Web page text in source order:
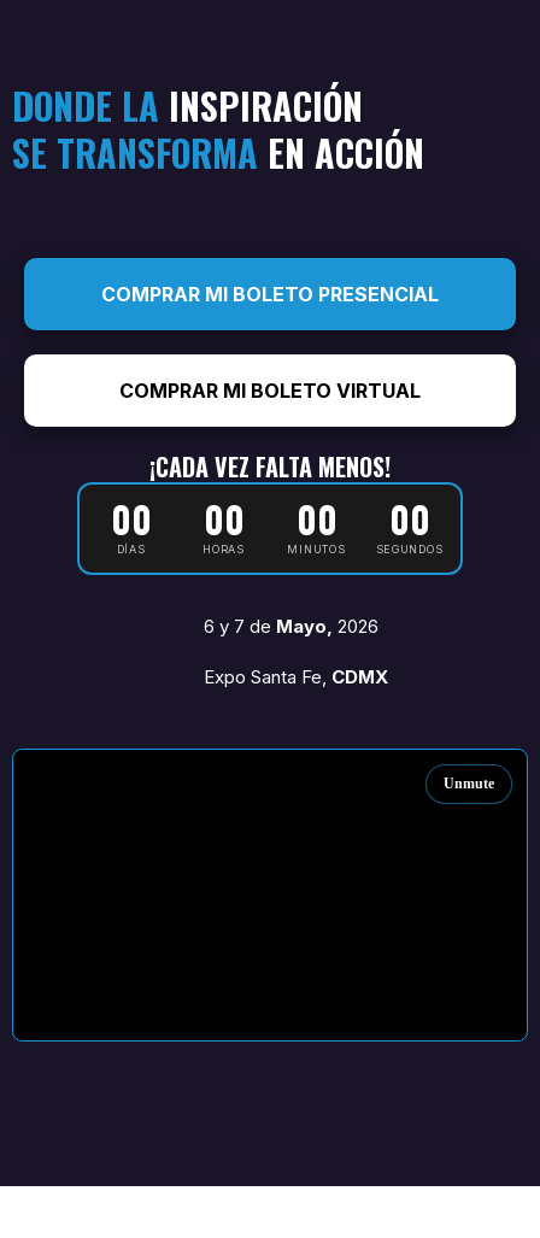
DONDE LA INSPIRACIÓN
SE TRANSFORMA EN ACCIÓN
COMPRAR MI BOLETO PRESENCIAL
COMPRAR MI BOLETO VIRTUAL
¡CADA VEZ FALTA MENOS!
00
DÍAS
00
HORAS
00
MINUTOS
00
SEGUNDOS
6 y 7 de Mayo, 2026
Expo Santa Fe, CDMX
Unmute